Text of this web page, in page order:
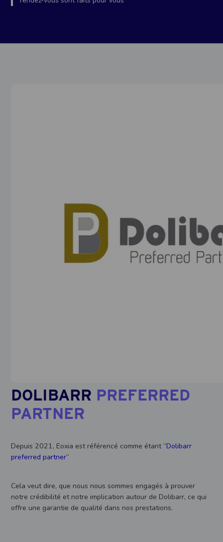
DOLIBARR PREFERRED
PARTNER
Depuis 2021, Eoxia est référencé comme étant “Dolibarr
preferred partner”
Cela veut dire, que nous nous sommes engagés à prouver
notre crédibilité et notre implication autour de Dolibarr, ce qui
offre une garantie de qualité dans nos prestations.